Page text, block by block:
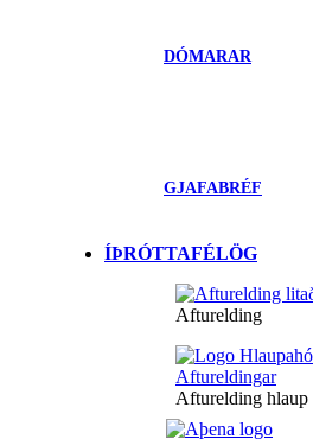
DÓMARAR
GJAFABRÉF
ÍÞRÓTTAFÉLÖG
Afturelding
Afturelding hlaup